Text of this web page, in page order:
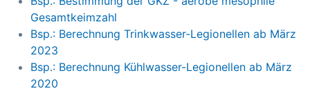
Gesamtkeimzahl
Bsp.: Berechnung Trinkwasser-Legionellen ab März
2023
Bsp.: Berechnung Kühlwasser-Legionellen ab März
2020